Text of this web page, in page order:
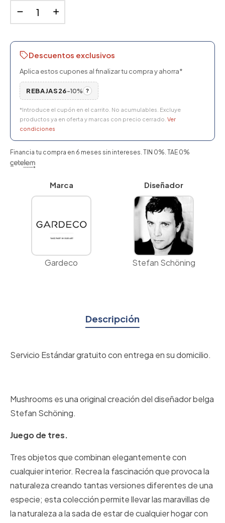
Descuentos exclusivos
Aplica estos cupones al finalizar tu compra y ahorra*
REBAJAS26-10% ?
*Introduce el cupón en el carrito. No acumulables. Excluye
productos ya en oferta y marcas con precio cerrado. Ver
condiciones
Financia tu compra en 6 meses sin intereses. TIN 0%. TAE 0%
Marca
Gardeco
Diseñador
Stefan Schöning
Descripción
Servicio Estándar gratuito con entrega en su domicilio.
Mushrooms es una original creación del diseñador belga
Stefan Schöning.
Juego de tres.
Tres objetos que combinan elegantemente con
cualquier interior. Recrea la fascinación que provoca la
naturaleza creando tantas versiones diferentes de una
especie; esta colección permite llevar las maravillas de
la naturaleza a la sada de estar de cualquier hogar con